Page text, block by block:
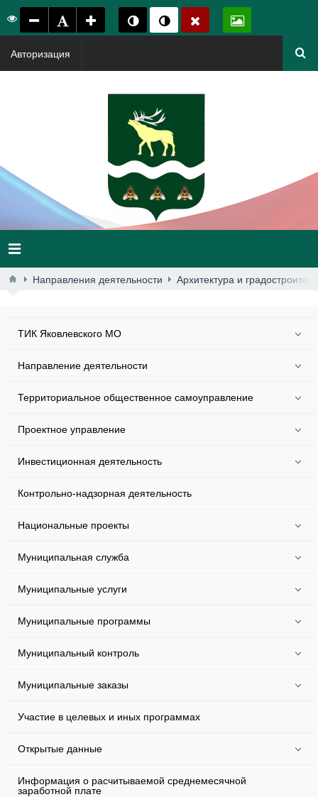
Авторизация
Направления деятельности Архитектура и
ТИК Яковлевского МО
Направление деятельности
Территориальное общественное самоуправление
Проектное управление
Инвестиционная деятельность
Контрольно-надзорная деятельность
Национальные проекты
Муниципальная служба
Муниципальные услуги
Муниципальные программы
Муниципальный контроль
Муниципальные заказы
Участие в целевых и иных программах
Открытые данные
Информация о расчитываемой среднемесячной
заработной плате